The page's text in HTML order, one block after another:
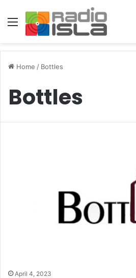
Menu
Home / Bottles
Bottles
April 4, 2023